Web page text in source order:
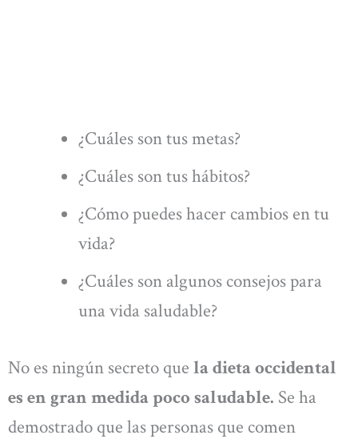
¿Cuáles son tus metas?
¿Cuáles son tus hábitos?
¿Cómo puedes hacer cambios en tu
vida?
¿Cuáles son algunos consejos para
una vida saludable?
No es ningún secreto que la dieta occidental
es en gran medida poco saludable. Se ha
demostrado que las personas que comen